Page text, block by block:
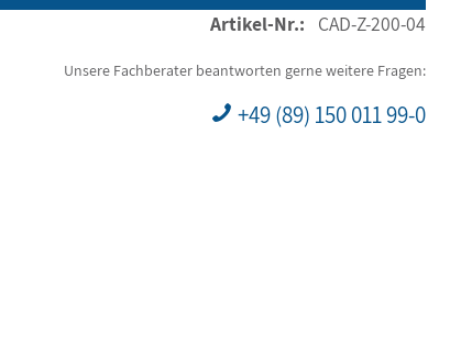
Artikel-Nr.: CAD-Z-200-04
Unsere Fachberater beantworten gerne weitere Fragen:
+49 (89) 150 011 99-0